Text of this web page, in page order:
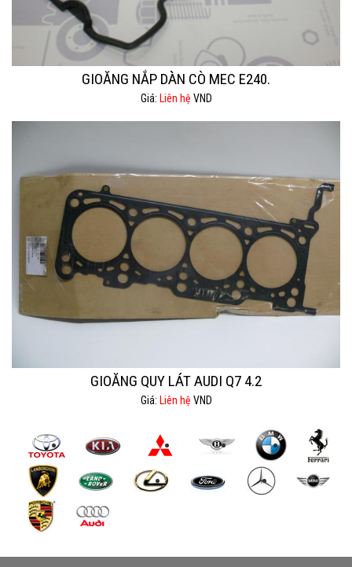
GIOĂNG NẮP DÀN CÒ MEC E240.
Giá: Liên hệ VND
GIOĂNG QUY LÁT AUDI Q7 4.2
Giá: Liên hệ VND